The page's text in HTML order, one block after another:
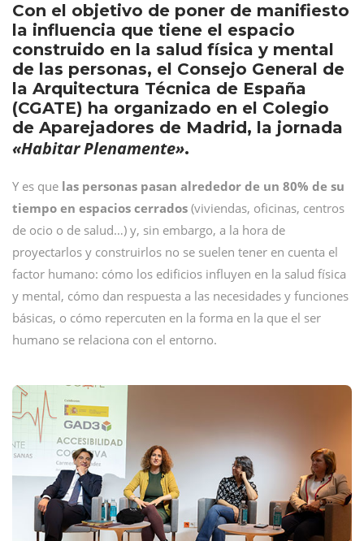
Con el objetivo de poner de manifiesto
la influencia que tiene el espacio
construido en la salud física y mental
de las personas, el Consejo General de
la Arquitectura Técnica de España
(CGATE) ha organizado en el Colegio
de Aparejadores de Madrid, la jornada
«Habitar Plenamente».
Y es que las personas pasan alrededor de un 80% de su
tiempo en espacios cerrados (viviendas, oficinas, centros
de ocio o de salud…) y, sin embargo, a la hora de
proyectarlos y construirlos no se suelen tener en cuenta el
factor humano: cómo los edificios influyen en la salud física
y mental, cómo dan respuesta a las necesidades y funciones
básicas, o cómo repercuten en la forma en la que el ser
humano se relaciona con el entorno.